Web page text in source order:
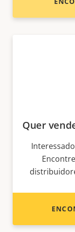
Quer